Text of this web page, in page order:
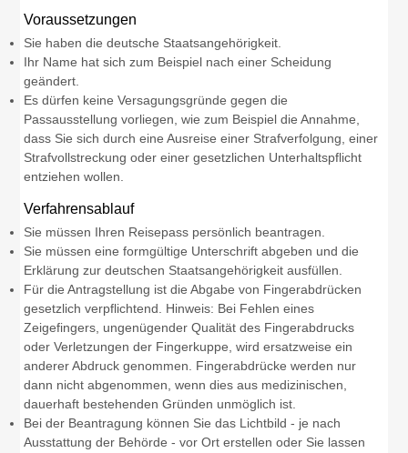
Voraussetzungen
Sie haben die deutsche Staatsangehörigkeit.
Ihr Name hat sich zum Beispiel nach einer Scheidung
geändert.
Es dürfen keine Versagungsgründe gegen die
Passausstellung vorliegen, wie zum Beispiel die Annahme,
dass Sie sich durch eine Ausreise einer Strafverfolgung, einer
Strafvollstreckung oder einer gesetzlichen Unterhaltspflicht
entziehen wollen.
Verfahrensablauf
Sie müssen Ihren Reisepass persönlich beantragen.
Sie müssen eine formgültige Unterschrift abgeben und die
Erklärung zur deutschen Staatsangehörigkeit ausfüllen.
Für die Antragstellung ist die Abgabe von Fingerabdrücken
gesetzlich verpflichtend.
Hinweis: Bei Fehlen eines
Zeigefingers, ungenügender Qualität des Fingerabdrucks
oder Verletzungen der Fingerkuppe, wird ersatzweise ein
anderer Abdruck genommen. Fingerabdrücke werden nur
dann nicht abgenommen, wenn dies aus medizinischen,
dauerhaft bestehenden Gründen unmöglich ist.
Bei der Beantragung können Siedas Lichtbild - je nach
Ausstattung der Behörde - vor Ort erstellen oder Sie lassen